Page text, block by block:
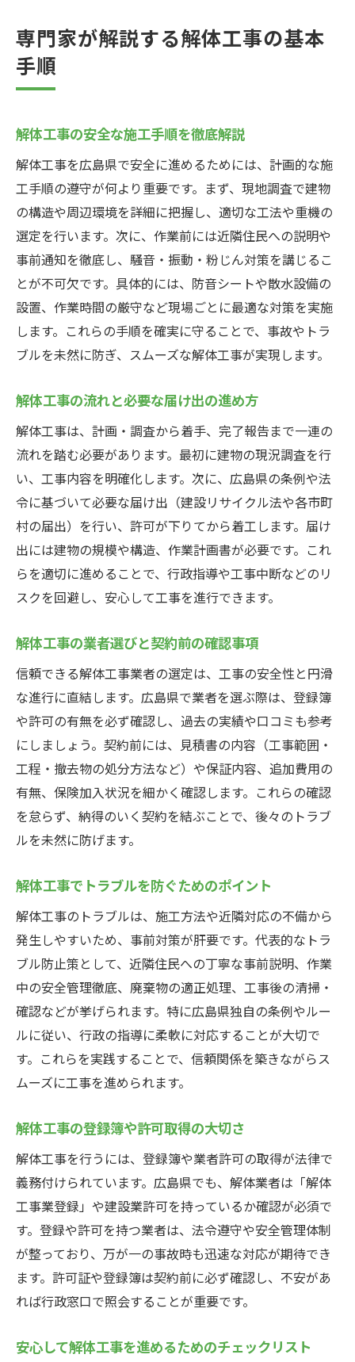
専門家が解説する解体工事の基本
手順
解体工事の安全な施工手順を徹底解説
解体工事を広島県で安全に進めるためには、計画的な施
工手順の遵守が何より重要です。まず、現地調査で建物
の構造や周辺環境を詳細に把握し、適切な工法や重機の
選定を行います。次に、作業前には近隣住民への説明や
事前通知を徹底し、騒音・振動・粉じん対策を講じるこ
とが不可欠です。具体的には、防音シートや散水設備の
設置、作業時間の厳守など現場ごとに最適な対策を実施
します。これらの手順を確実に守ることで、事故やトラ
ブルを未然に防ぎ、スムーズな解体工事が実現します。
解体工事の流れと必要な届け出の進め方
解体工事は、計画・調査から着手、完了報告まで一連の
流れを踏む必要があります。最初に建物の現況調査を行
い、工事内容を明確化します。次に、広島県の条例や法
令に基づいて必要な届け出（建設リサイクル法や各市町
村の届出）を行い、許可が下りてから着工します。届け
出には建物の規模や構造、作業計画書が必要です。これ
らを適切に進めることで、行政指導や工事中断などのリ
スクを回避し、安心して工事を進行できます。
解体工事の業者選びと契約前の確認事項
信頼できる解体工事業者の選定は、工事の安全性と円滑
な進行に直結します。広島県で業者を選ぶ際は、登録簿
や許可の有無を必ず確認し、過去の実績や口コミも参考
にしましょう。契約前には、見積書の内容（工事範囲・
工程・撤去物の処分方法など）や保証内容、追加費用の
有無、保険加入状況を細かく確認します。これらの確認
を怠らず、納得のいく契約を結ぶことで、後々のトラブ
ルを未然に防げます。
解体工事でトラブルを防ぐためのポイント
解体工事のトラブルは、施工方法や近隣対応の不備から
発生しやすいため、事前対策が肝要です。代表的なトラ
ブル防止策として、近隣住民への丁寧な事前説明、作業
中の安全管理徹底、廃棄物の適正処理、工事後の清掃・
確認などが挙げられます。特に広島県独自の条例やルー
ルに従い、行政の指導に柔軟に対応することが大切で
す。これらを実践することで、信頼関係を築きながらス
ムーズに工事を進められます。
解体工事の登録簿や許可取得の大切さ
解体工事を行うには、登録簿や業者許可の取得が法律で
義務付けられています。広島県でも、解体業者は「解体
工事業登録」や建設業許可を持っているか確認が必須で
す。登録や許可を持つ業者は、法令遵守や安全管理体制
が整っており、万が一の事故時も迅速な対応が期待でき
ます。許可証や登録簿は契約前に必ず確認し、不安があ
れば行政窓口で照会することが重要です。
安心して解体工事を進めるためのチェックリスト